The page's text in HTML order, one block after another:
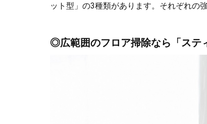
ット型」の3種類があります。それぞれの
◎広範囲のフロア掃除なら「ステ